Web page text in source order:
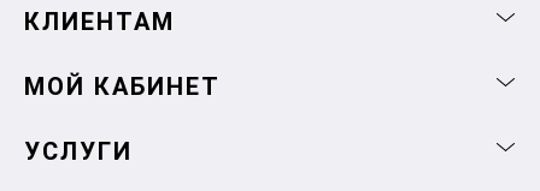
КЛИЕНТАМ
МОЙ КАБИНЕТ
УСЛУГИ